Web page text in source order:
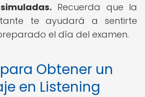
Recuerda que la
te ayudará a sentirte
el día del examen.
Obtener un
en Listening